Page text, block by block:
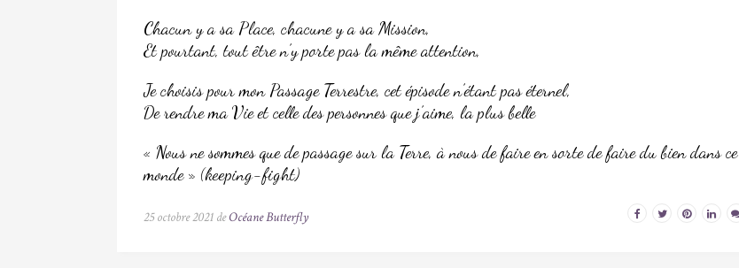
Chacun y a sa Place, chacune y a sa Mission,
Et pourtant, tout être n’y porte pas la même attention,
Je choisis pour mon Passage Terrestre, cet épisode n’étant pas éternel,
De rendre ma Vie et celle des personnes que j’aime, la plus belle
« Nous ne sommes que de passage sur la Terre, à nous de faire en sorte de faire du bien dans ce
monde » (keeping-fight)
25 octobre 2021 deOcéane Butterfly